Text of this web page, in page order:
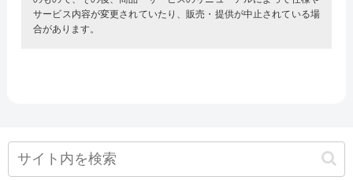
サービス内容が変更されていたり、販売・提供が中止されている場
合があります。